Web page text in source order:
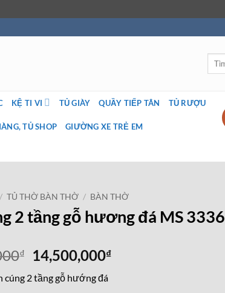
Tìm
KỆ TI VI TỦ GIÀY QUẦY TIẾP TÂN TỦ RƯỢU
TỦ SHOP GIƯỜNG XE TRẺ EM
/ TỦ THỜ BÀN THỜ / BÀN THỜ
2 tầng gỗ hương đá MS 3336
₫
Giá
gốc
là:
14,500,000₫Giá
cúng 2 tầng gỗ hướng đá